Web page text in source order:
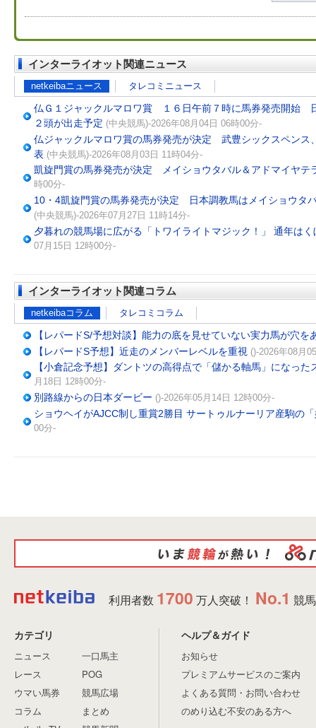
インターライオット関連ニュース
netkeibaニュース タレコミニュース
仏Ｇ１ジャックルマロワ賞 １６日午前７時に馬券発売開始
２頭が出走予定 (中央競馬)-2026年08月04日 06時00分-
仏ジャックルマロワ賞の馬券発売が決定 武豊シックスペン
表 (中央競馬)-2026年08月03日 11時04分-
凱旋門賞の馬券発売が決定 メイショウタバル＆アドマイヤ
時00分-
10・4凱旋門賞の馬券発売が決定 日本調教馬はメイショウタ
(中央競馬)-2026年07月27日 11時14分-
夕暮れの競馬場に広がる「トワイライトマジック！」 通年は
07月15日 12時00分-
インターライオット関連コラム
netkeibaコラム タレコミコラム
【レパードS/予想対談】能力の底を見せていない実力馬が穴を
【レパードS予想】近走のメンバーレベルを重視 ()-2026年08月
【小倉記念予想】ダントツの高得点で「儲かる軸馬」になっ
月18日 12時00分-
別路線からの日本ダービー ()-2026年05月14日 12時00分-
ショウヘイがAJCC制し重賞2勝目 サートゥルナーリア産駒の
00分-
利用者数 1700 万人突破！ No.1 競
カテゴリ
ニュース
レース
ウマい馬券
コラム
一口馬主
POG
競馬広場
まとめ
ヘルプ＆ガイド
お知らせ
プレミアムサービスのご案内
よくある質問・お問い合わせ
のめり込む不安のある方へ